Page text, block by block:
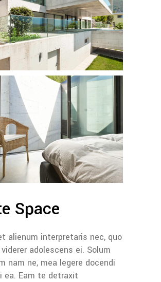
Space
alienum interpretaris nec, quo
adolescens ei. Solum
nam ne, mea legere docendi
ea. Eam te detraxit